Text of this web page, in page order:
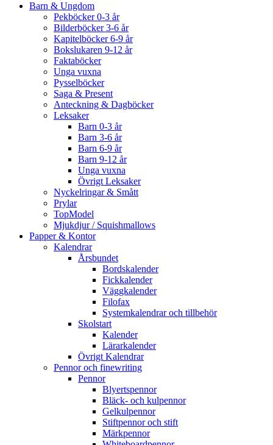
Barn & Ungdom
Pekböcker 0-3 år
Bilderböcker 3-6 år
Kapitelböcker 6-9 år
Bokslukaren 9-12 år
Faktaböcker
Unga vuxna
Pysselböcker
Saga & Present
Anteckning & Dagböcker
Leksaker
Barn 0-3 år
Barn 3-6 år
Barn 6-9 år
Barn 9-12 år
Unga vuxna
Övrigt Leksaker
Nyckelringar & Smått
Prylar
TopModel
Mjukdjur / Squishmallows
Papper & Kontor
Kalendrar
Årsbundet
Bordskalender
Fickkalender
Väggkalender
Filofax
Systemkalendrar och tillbehör
Skolstart
Kalender
Lärarkalender
Övrigt Kalendrar
Pennor och finewriting
Pennor
Blyertspennor
Bläck- och kulpennor
Gelkulpennor
Stiftpennor och stift
Märkpennor